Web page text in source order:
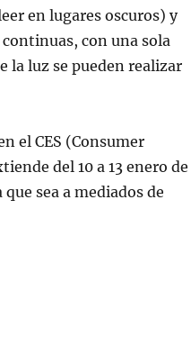
en lugares oscuros) y
con una sola
la luz se pueden realizar
el CES (Consumer
del 10 a 13 enero de
sea a mediados de